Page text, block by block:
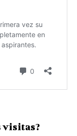
visitas?